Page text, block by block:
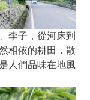
李子，從河床到
相依的耕田，散
人們品味在地風